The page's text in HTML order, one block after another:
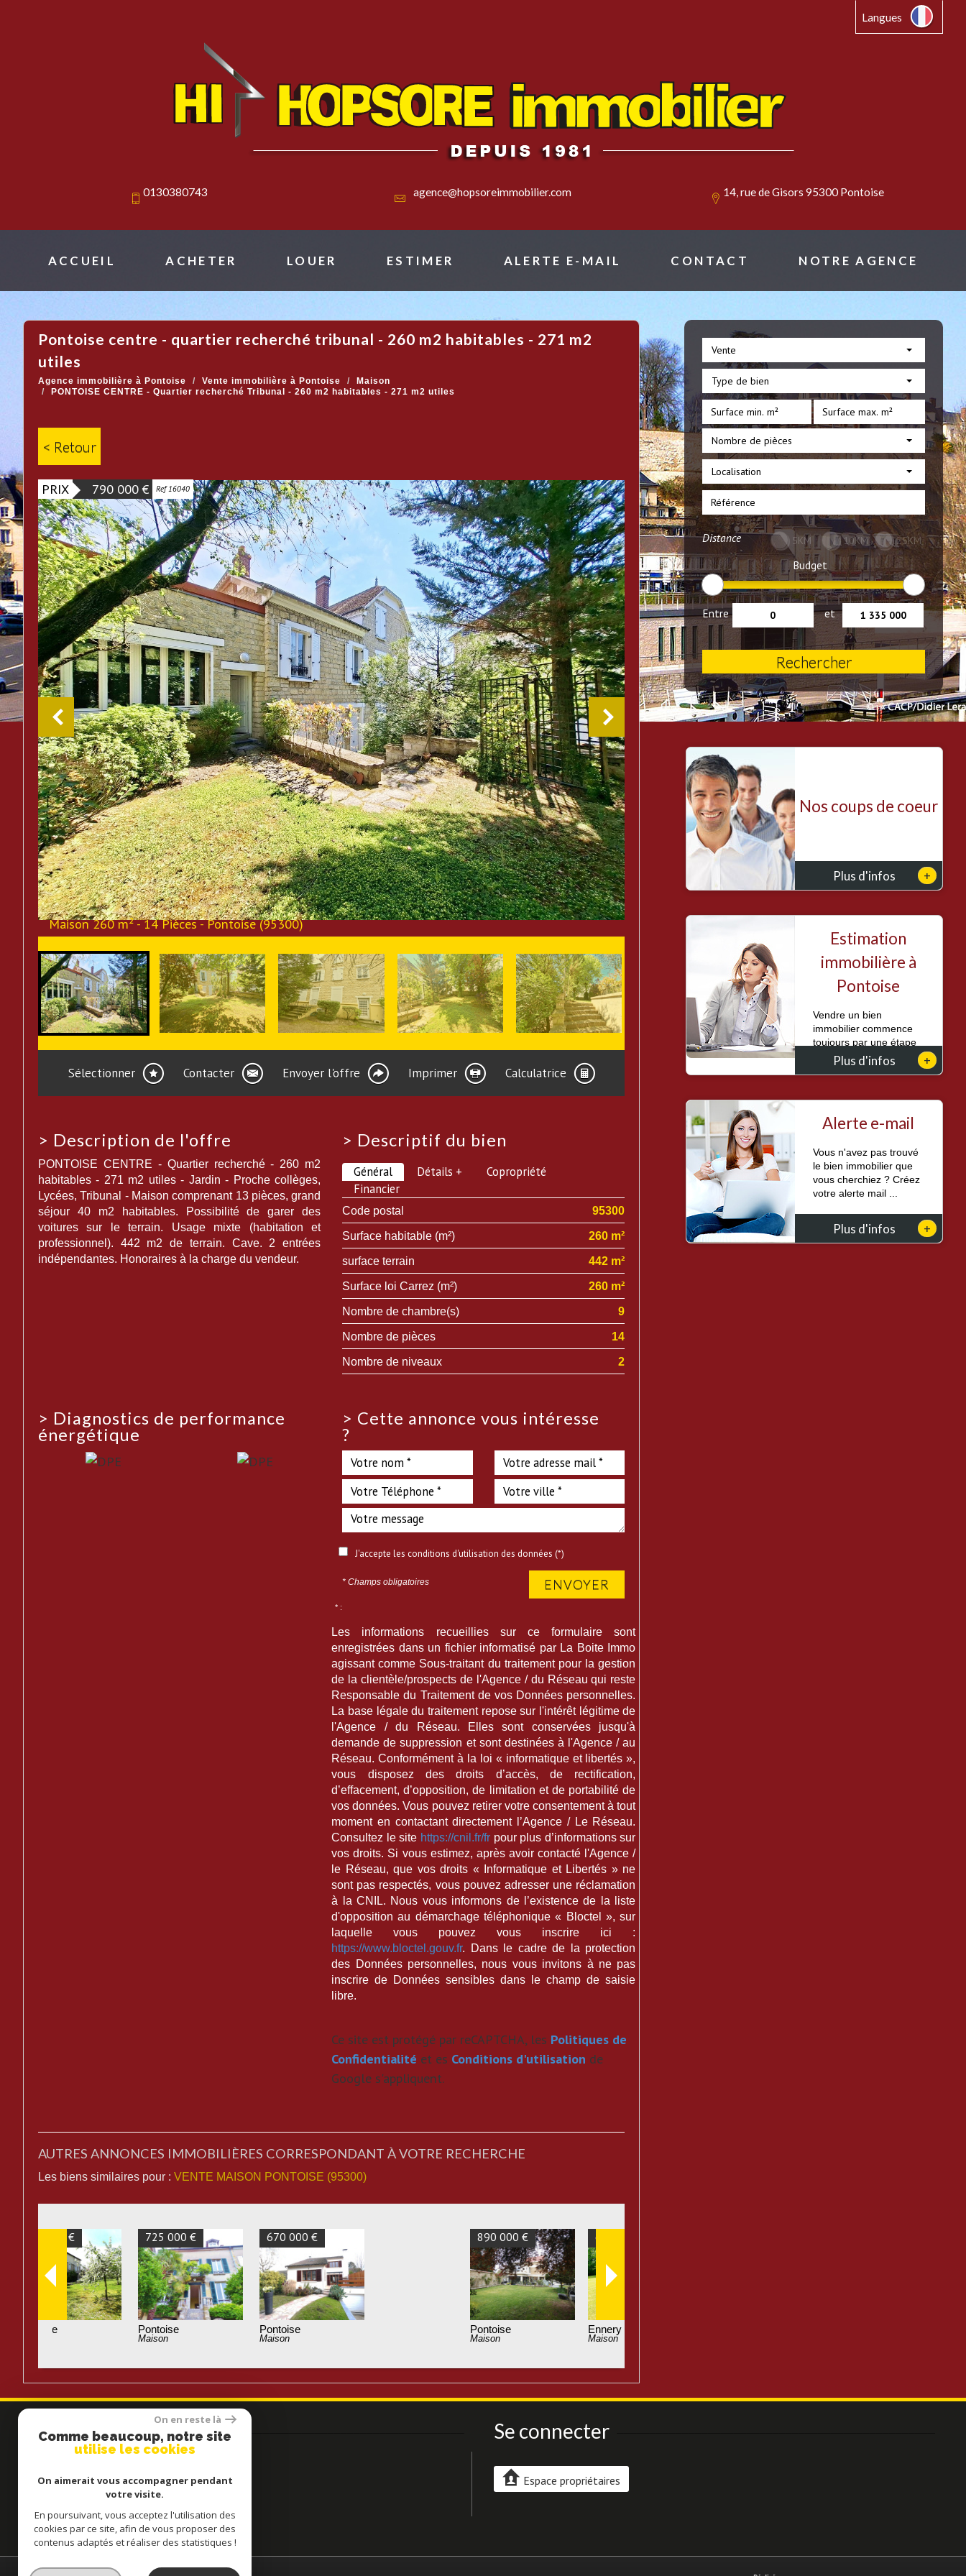
Langues
0130380743 agence@hopsoreimmobilier.com 14, rue de Gisors 95300 Pontoise
ACCUEIL ACHETER LOUER ESTIMER ALERTE E-MAIL CONTACT NOTRE AGENCE
Vente
Type de bien
Nombre de pièces
Localisation
Distance 5KM 10KM 25KM
Budget
Entre et
Rechercher
pontoise centre - quartier recherché tribunal - 260 m2 habitables - 271 m2
utiles
Agence immobilière à Pontoise Vente immobilière à Pontoise
Maison
PONTOISE CENTRE - Quartier recherché Tribunal - 260 m2 habitables - 271 m2 utiles
< Retour
Maison 260 m² - 14 Pièces - Pontoise (95300)
PRIX 790 000 € Ref 16040
Sélectionner Contacter Envoyer l'offre Imprimer Calculatrice
> Description de l'offre
PONTOISE CENTRE - Quartier recherché - 260 m2
habitables - 271 m2 utiles - Jardin - Proche collèges,
Lycées, Tribunal - Maison comprenant 13 pièces, grand
séjour 40 m2 habitables. Possibilité de garer des
voitures sur le terrain. Usage mixte (habitation et
professionnel). 442 m2 de terrain. Cave. 2 entrées
indépendantes. Honoraires à la charge du vendeur.
> Descriptif du bien
Général Détails +
Copropriété
Financier
Code postal
95300
Surface habitable (m²)
260 m²
surface terrain
442 m²
Surface loi Carrez (m²)
260 m²
Nombre de chambre(s)
9
Nombre de pièces
14
Nombre de niveaux
2
> Diagnostics de performance
énergétique
> Cette annonce vous intéresse
?
J'accepte les conditions d'utilisation des données (*)
* Champs obligatoires ENVOYER
* :
Les informations recueillies sur ce formulaire sont
enregistrées dans un fichier informatisé par La Boite Immo
agissant comme Sous-traitant du traitement pour la gestion
de la clientèle/prospects de l'Agence / du Réseau qui reste
Responsable du Traitement de vos Données personnelles.
La base légale du traitement repose sur l'intérêt légitime de
l'Agence / du Réseau. Elles sont conservées jusqu'à
demande de suppression et sont destinées à l'Agence / au
Réseau. Conformément à la loi « informatique et libertés »,
vous disposez des droits d’accès, de rectification,
d’effacement, d’opposition, de limitation et de portabilité de
vos données. Vous pouvez retirer votre consentement à tout
moment en contactant directement l’Agence / Le Réseau.
Consultez le site https://cnil.fr/frpour plus d’informations sur
vos droits. Si vous estimez, après avoir contacté l'Agence /
le Réseau, que vos droits « Informatique et Libertés » ne
sont pas respectés, vous pouvez adresser une réclamation
à la CNIL. Nous vous informons de l’existence de la liste
d'opposition au démarchage téléphonique « Bloctel », sur
laquelle vous pouvez vous inscrire ici :
https://www.bloctel.gouv.fr. Dans le cadre de la protection
des Données personnelles, nous vous invitons à ne pas
inscrire de Données sensibles dans le champ de saisie
libre.
Ce site est protégé par reCAPTCHA, les Politiques de
Confidentialité et es Conditions d'utilisation de
Google s'appliquent.
AUTRES ANNONCES IMMOBILIÈRES CORRESPONDANT À VOTRE RECHERCHE
Les biens similaires pour : VENTE MAISON PONTOISE (95300)
890 000 €
Pontoise
695 000 € 790 000 €
Pontoise
Maison
Nos coups de coeur
Plus d'infos +
Estimation
immobilière à
Pontoise
Vendre un bien
immobilier commence
toujours par une étape
essentielle : conna...
Plus d'infos +
Alerte e-mail
Vous n'avez pas trouvé
le bien immobilier que
vous cherchiez ? Créez
votre alerte mail ...
Plus d'infos +
Contactez-nous
E-mail :agence@hopsoreimmobilier.com
14, rue de Gisors
95300 Pontoise
Se connecter
Espace propriétaires
On en reste là
Comme beaucoup, notre site
utilise les cookies
On aimerait vous accompagner pendant
votre visite.
En poursuivant, vous acceptez l'utilisation des
cookies par ce site, afin de vous proposer des
contenus adaptés et réaliser des statistiques !